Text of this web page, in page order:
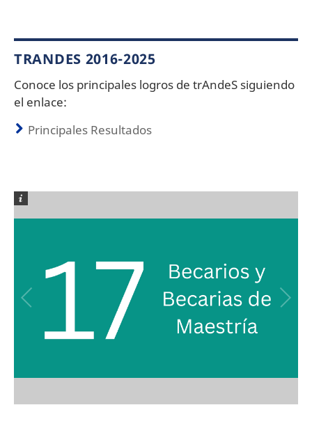
TRANDES 2016-2025
Conoce los principales logros de trAndeS siguiendo
el enlace:
Principales Resultados